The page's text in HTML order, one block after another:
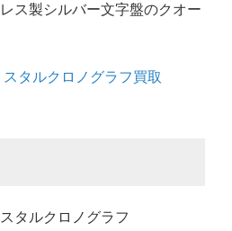
ス製シルバー文字盤のクオー
スタルクロノグラフ買取
タルクロノグラフ